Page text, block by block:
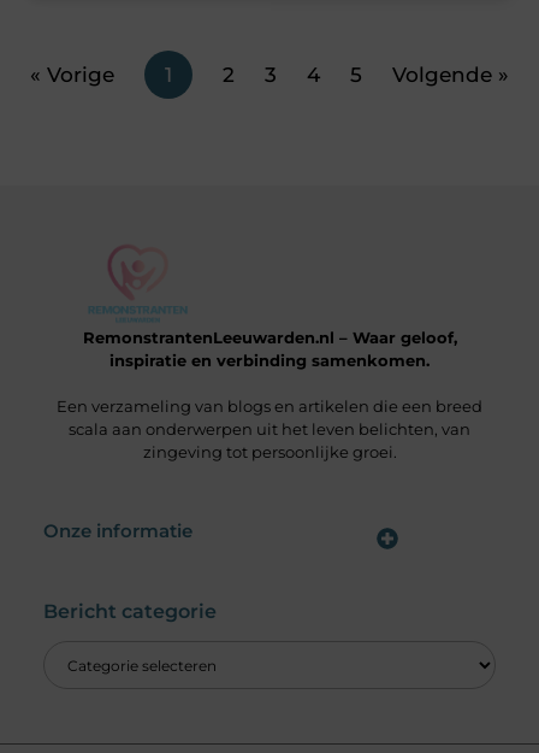
« Vorige 1 2 3 4 5 Volgende »
RemonstrantenLeeuwarden.nl – Waar geloof,
inspiratie en verbinding samenkomen.
Een verzameling van blogs en artikelen die een breed
scala aan onderwerpen uit het leven belichten, van
zingeving tot persoonlijke groei.
Onze informatie
Bericht categorie